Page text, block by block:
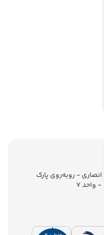
- روبه‌روی پارک
7